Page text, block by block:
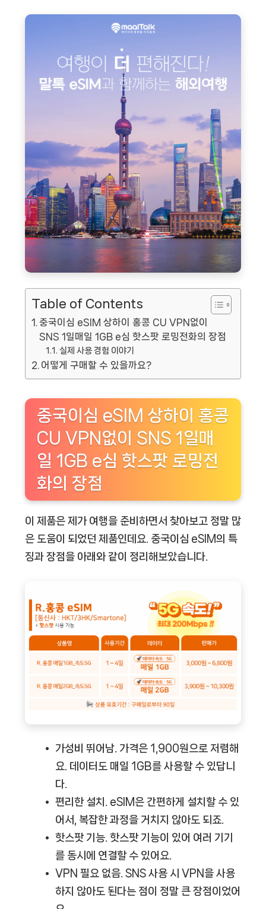
Table of Contents
중국이심 eSIM 상하이 홍콩 CU VPN없이
SNS 1일매일 1GB e심 핫스팟 로밍전화의 장점
실제 사용 경험 이야기
어떻게 구매할 수 있을까요?
중국이심 eSIM 상하이 홍콩
CU VPN없이 SNS 1일매
일 1GB e심 핫스팟 로밍전
화의 장점
이 제품은 제가 여행을 준비하면서 찾아보고 정말 많
은 도움이 되었던 제품인데요. 중국이심 eSIM의 특
징과 장점을 아래와 같이 정리해보았습니다.
가성비 뛰어남. 가격은 1,900원으로 저렴해
요. 데이터도 매일 1GB를 사용할 수 있답니
다.
편리한 설치.
eSIM은 간편하게 설치할 수 있
어서, 복잡한 과정을 거치지 않아도 되죠.
핫스팟 기능. 핫스팟 기능이 있어 여러 기기
를 동시에 연결할 수 있어요.
VPN 필요 없음. SNS 사용 시 VPN을 사용
하지 않아도 된다는 점이 정말 큰 장점이었어